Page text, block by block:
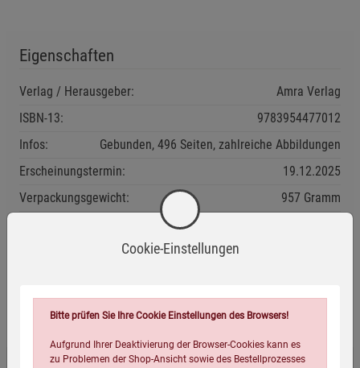
Eigenschaften
Verlag / Herausgeber:
Amra Verlag
ISBN-13:
9783954477012
Infos:
Gebunden, 496 Seiten, zahlreiche Abbildungen
Erscheinungstermin:
19.12.2025
Verpackungsgewicht:
957 Gramm
Wird oft zusammen bestellt:
Cookie-Einstellungen
Bitte prüfen Sie Ihre Cookie Einstellungen des Browsers!
Aufgrund Ihrer Deaktivierung der Browser-Cookies kann es
zu Problemen der Shop-Ansicht sowie des Bestellprozesses